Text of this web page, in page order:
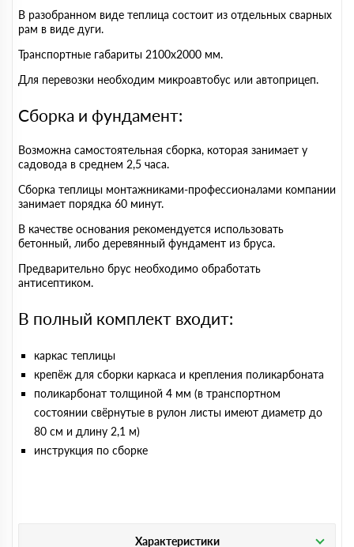
В разобранном виде теплица состоит из отдельных сварных
рам в виде дуги.
Транспортные габариты 2100х2000 мм.
Для перевозки необходим микроавтобус или автоприцеп.
Сборка и фундамент:
Возможна самостоятельная сборка, которая занимает у
садовода в среднем 2,5 часа.
Сборка теплицы монтажниками-профессионалами компании
занимает порядка 60 минут.
В качестве основания рекомендуется использовать
бетонный, либо деревянный фундамент из бруса.
Предварительно брус необходимо обработать
антисептиком.
В полный комплект входит:
каркас теплицы
крепёж для сборки каркаса и крепления поликарбоната
поликарбонат толщиной 4 мм (в транспортном
состоянии свёрнутые в рулон листы имеют диаметр до
80 см и длину 2,1 м)
инструкция по сборке
Характеристики